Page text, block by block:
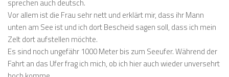
sprechen auch deutsch.
Vor allem ist die Frau sehr nett und erklärt mir, dass ihr Mann
unten am See ist und ich dort Bescheid sagen soll, dass ich mein
Zelt dort aufstellen möchte.
Es sind noch ungefähr 1000 Meter bis zum Seeufer. Während der
Fahrt an das Ufer frag ich mich, ob ich hier auch wieder unversehrt